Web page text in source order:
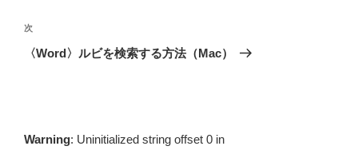
ゲ
ー
次
の
次
〈Word〉ルビを検索する方法（Mac）
Warning: Uninitialized string offset 0 in